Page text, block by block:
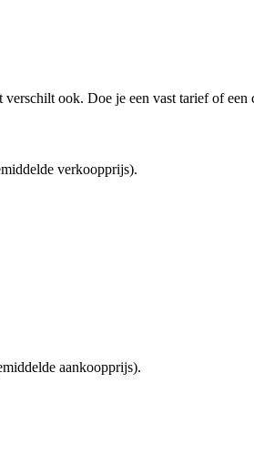
ook. Doe je een vast tarief of een
verkoopprijs).
aankoopprijs).